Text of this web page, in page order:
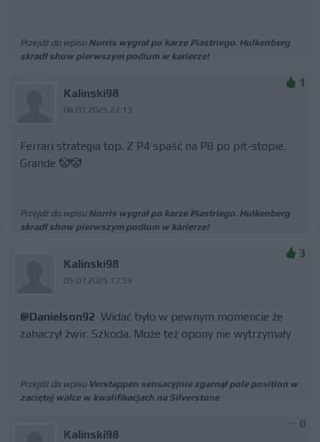
Przejdź do wpisu Norris wygrał po karze Piastriego. Hulkenberg
skradł show pierwszym podium w karierze!
Kalinski98
06.07.2025 22:13
1
Ferrari strategia top. Z P4 spaść na P8 po pit-stopie.
Grande 🤡🤡
Przejdź do wpisu Norris wygrał po karze Piastriego. Hulkenberg
skradł show pierwszym podium w karierze!
Kalinski98
05.07.2025 17:59
3
@Danielson92 Widać było w pewnym momencie że
zahaczył żwir. Szkoda. Może też opony nie wytrzymały
Przejdź do wpisu Verstappen sensacyjnie zgarnął pole position w
zaciętej walce w kwalifikacjach na Silverstone
Kalinski98
0